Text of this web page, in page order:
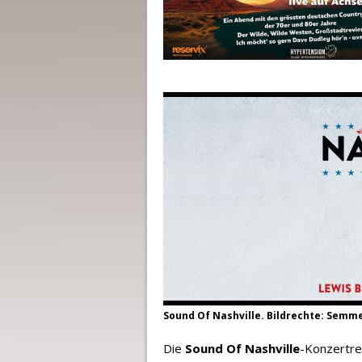
Sound Of Nashville. Bildrechte:
Die Sound Of Nashville-